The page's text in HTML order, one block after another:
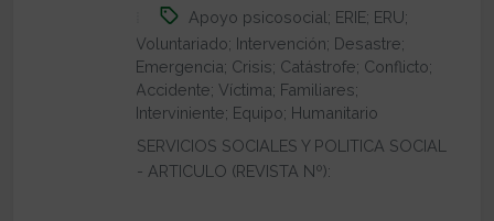
Apoyo psicosocial; ERIE; ERU;
Voluntariado; Intervención; Desastre;
Emergencia; Crisis; Catástrofe; Conflicto;
Accidente; Víctima; Familiares;
Interviniente; Equipo; Humanitario
SERVICIOS SOCIALES Y POLITICA SOCIAL
- ARTICULO (REVISTA Nº):